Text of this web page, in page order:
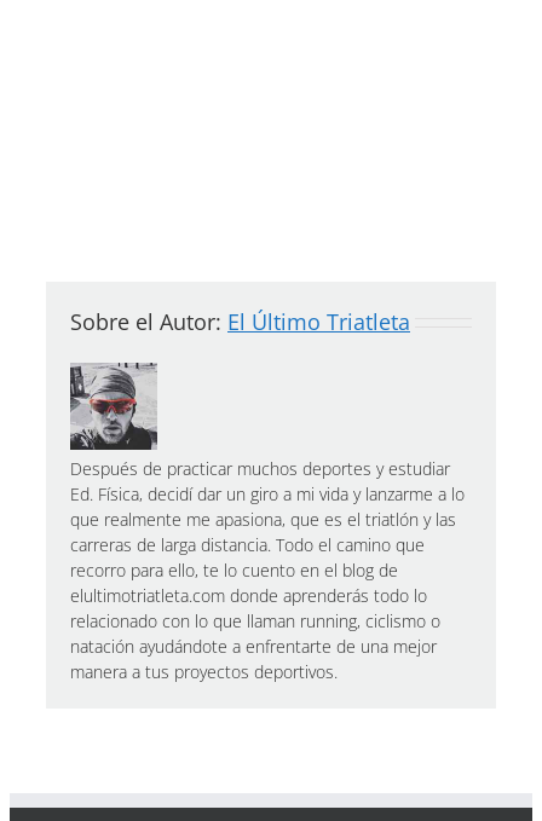
Sobre el Autor: El Último Triatleta
Después de practicar muchos deportes y estudiar
Ed. Física, decidí dar un giro a mi vida y lanzarme a lo
que realmente me apasiona, que es el triatlón y las
carreras de larga distancia. Todo el camino que
recorro para ello, te lo cuento en el blog de
elultimotriatleta.com donde aprenderás todo lo
relacionado con lo que llaman running, ciclismo o
natación ayudándote a enfrentarte de una mejor
manera a tus proyectos deportivos.